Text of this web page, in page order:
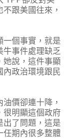
跟美國往來，
一個事實，就是
牛事件處理缺乏
她說，這件事顯
內政治環境跟民
價卻連十降，
很明顯這個政府
出了問題，這是
任期內很多整體